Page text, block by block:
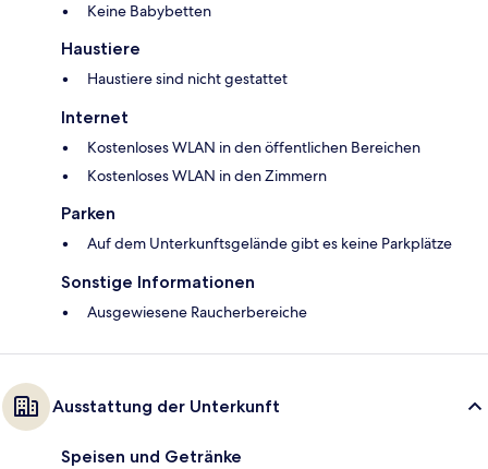
Keine Babybetten
Haustiere
Haustiere sind nicht gestattet
Internet
Kostenloses WLAN in den öffentlichen Bereichen
Kostenloses WLAN in den Zimmern
Parken
Auf dem Unterkunftsgelände gibt es keine Parkplätze
Sonstige Informationen
Ausgewiesene Raucherbereiche
Ausstattung der Unterkunft
Speisen und Getränke